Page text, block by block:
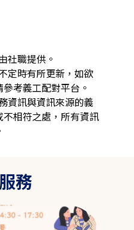
社職提供。
定時有所更新，如欲
考義工配對平台。
資訊與資訊來源的義
相符之處，所有資訊
務